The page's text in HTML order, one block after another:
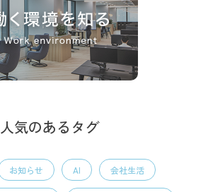
人気のあるタグ
お知らせ AI 会社生活